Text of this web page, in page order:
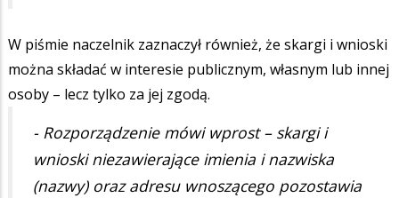
W piśmie naczelnik zaznaczył również, że skargi i wnioski
można składać w interesie publicznym, własnym lub innej
osoby – lecz tylko za jej zgodą.
- Rozporządzenie mówi wprost – skargi i
wnioski niezawierające imienia i nazwiska
(nazwy) oraz adresu wnoszącego pozostawia